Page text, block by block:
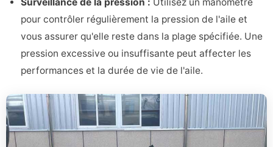
pour contrôler régulièrement la pression de l'aile et
vous assurer qu'elle reste dans la plage spécifiée. Une
pression excessive ou insuffisante peut affecter les
performances et la durée de vie de l'aile.